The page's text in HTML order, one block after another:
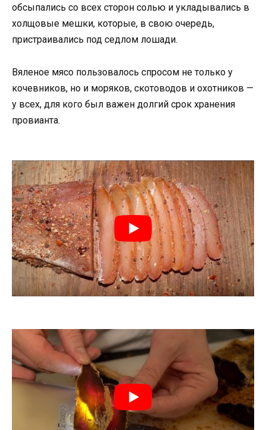
обсыпались со всех сторон солью и укладывались в
холщовые мешки, которые, в свою очередь,
пристраивались под седлом лошади.
Вяленое мясо пользовалось спросом не только у
кочевников, но и моряков, скотоводов и охотников —
у всех, для кого был важен долгий срок хранения
провианта.